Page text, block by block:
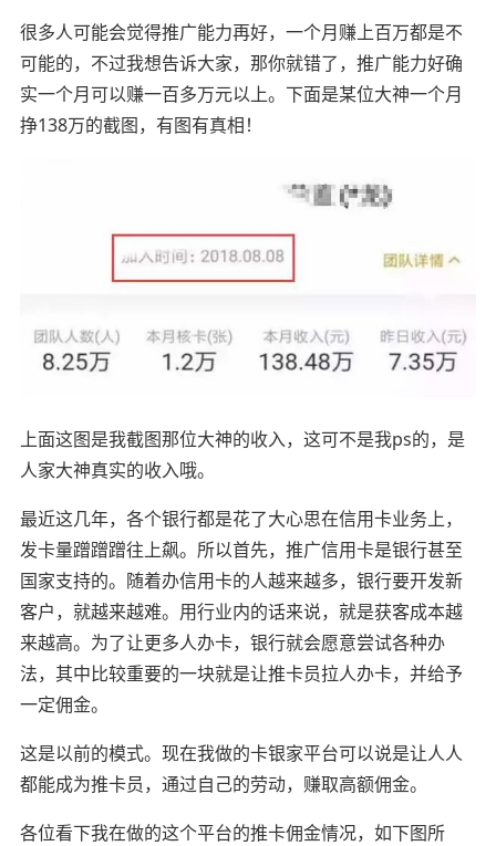
很多人可能会觉得推广能力再好，一个月赚上百万都是不
可能的，不过我想告诉大家，那你就错了，推广能力好确
实一个月可以赚一百多万元以上。下面是某位大神一个月
挣138万的截图，有图有真相！
上面这图是我截图那位大神的收入，这可不是我ps的，是
人家大神真实的收入哦。
最近这几年，各个银行都是花了大心思在信用卡业务上，
发卡量蹭蹭蹭往上飙。所以首先，推广信用卡是银行甚至
国家支持的。随着办信用卡的人越来越多，银行要开发新
客户，就越来越难。用行业内的话来说，就是获客成本越
来越高。为了让更多人办卡，银行就会愿意尝试各种办
法，其中比较重要的一块就是让推卡员拉人办卡，并给予
一定佣金。
这是以前的模式。现在我做的卡银家平台可以说是让人人
都能成为推卡员，通过自己的劳动，赚取高额佣金。
各位看下我在做的这个平台的推卡佣金情况，如下图所